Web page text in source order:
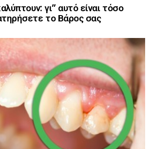
γι” αυτό είναι τόσο
το Βάρος σας